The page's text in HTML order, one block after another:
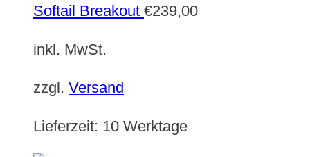
Softail Breakout €239,00
inkl. MwSt.
zzgl. Versand
Lieferzeit: 10 Werktage